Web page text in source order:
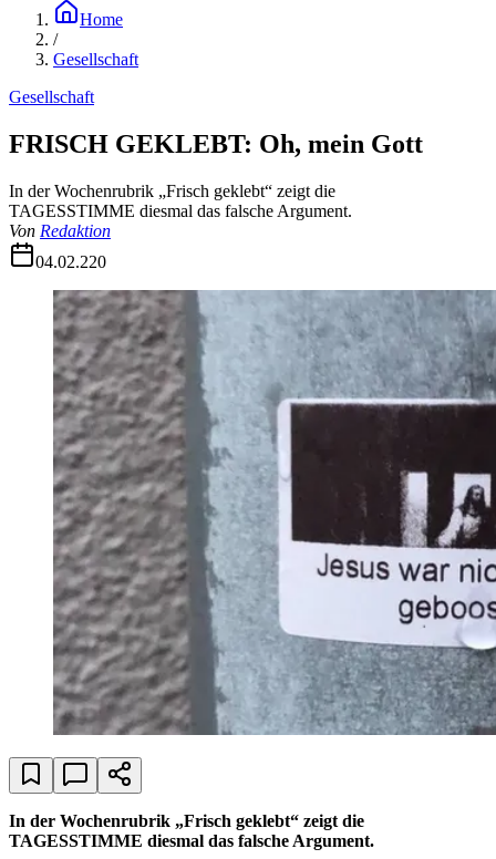
Home
/
Gesellschaft
Gesellschaft
FRISCH GEKLEBT: Oh, mein Gott
In der Wochenrubrik „Frisch geklebt“ zeigt die
TAGESSTIMME diesmal das falsche Argument.
Von Redaktion
04.02.220
In der Wochenrubrik „Frisch geklebt“ zeigt die
TAGESSTIMME diesmal das falsche Argument.